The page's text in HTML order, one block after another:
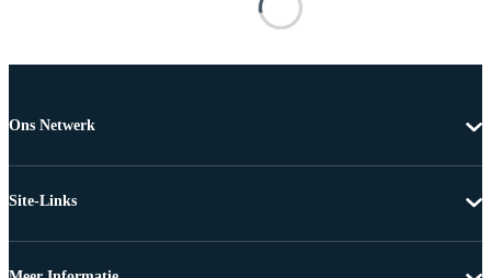
Ons Netwerk
Site-Links